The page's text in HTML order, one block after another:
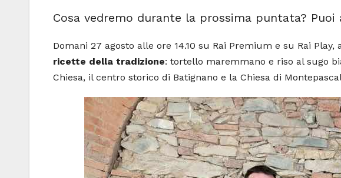
Cosa vedremo durante la prossima puntata? Puoi
Domani 27 agosto alle ore 14.10 su Rai Premium e su Rai Play,
ricette della tradizione: tortello maremmano e riso al sugo
Chiesa, il centro storico di Batignano e la Chiesa di